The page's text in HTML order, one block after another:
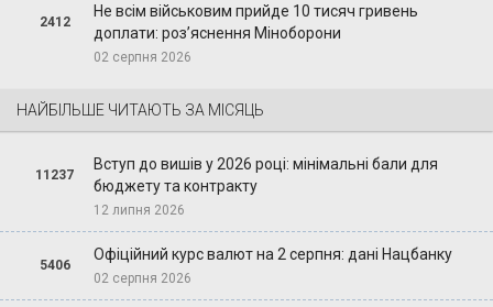
2412
Не всім військовим прийде 10 тисяч гривень
доплати: роз’яснення Міноборони
02 серпня 2026
НАЙБІЛЬШЕ ЧИТАЮТЬ ЗА МІСЯЦЬ
11237
Вступ до вишів у 2026 році: мінімальні бали для
бюджету та контракту
12 липня 2026
5406
Офіційний курс валют на 2 серпня: дані Нацбанку
02 серпня 2026